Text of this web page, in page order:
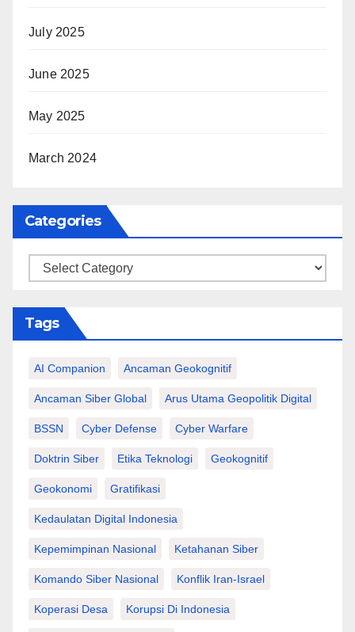
July 2025
June 2025
May 2025
March 2024
Categories
Categories
Tags
AI Companion Ancaman Geokognitif
Ancaman Siber Global Arus Utama Geopolitik Digital
BSSN Cyber Defense Cyber Warfare
Doktrin Siber Etika Teknologi Geokognitif
Geokonomi Gratifikasi
Kedaulatan Digital Indonesia
Kepemimpinan Nasional Ketahanan Siber
Komando Siber Nasional Konflik Iran-Israel
Koperasi Desa Korupsi Di Indonesia